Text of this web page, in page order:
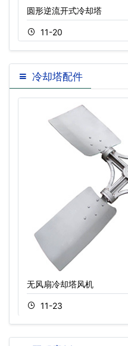
圆形逆流开式冷却塔
11-20
冷却塔配件
无风扇冷却塔风机
11-23